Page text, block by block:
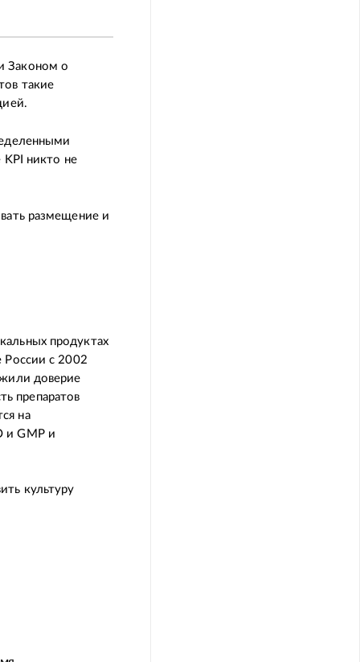
Законом о
такие
KPI никто не
размещение и
продуктах
России с 2002
доверие
препаратов
на
и GMP и
культуру